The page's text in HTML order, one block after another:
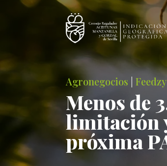
Agronegocios |Feedzy
Menos de
limitación
próxima